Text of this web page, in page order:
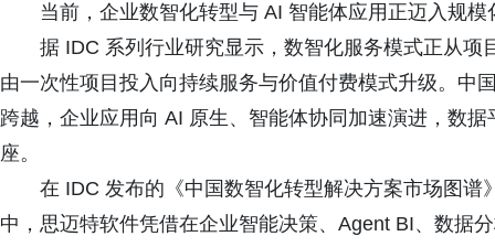
当前，企业数智化转型与 AI 智能体应用正迈入规
据 IDC 系列行业研究显示，数智化服务模式正从
由一次性项目投入向持续服务与价值付费模式升级。中
跨越，企业应用向 AI 原生、智能体协同加速演进，数
座。
在 IDC 发布的《中国数智化转型解决方案市场图
中，思迈特软件凭借在企业智能决策、Agent BI、数据